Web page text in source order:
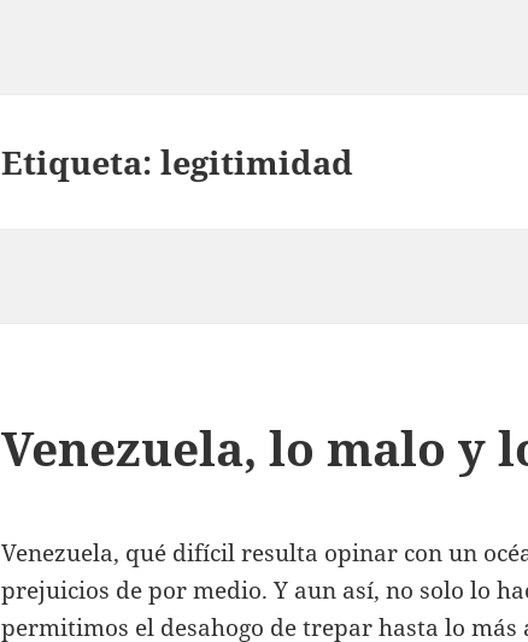
Etiqueta:legitimidad
Venezuela, lo malo y
Venezuela, qué difícil resulta opinar con un
prejuicios de por medio. Y aun así, no solo lo
permitimos el desahogo de trepar hasta lo